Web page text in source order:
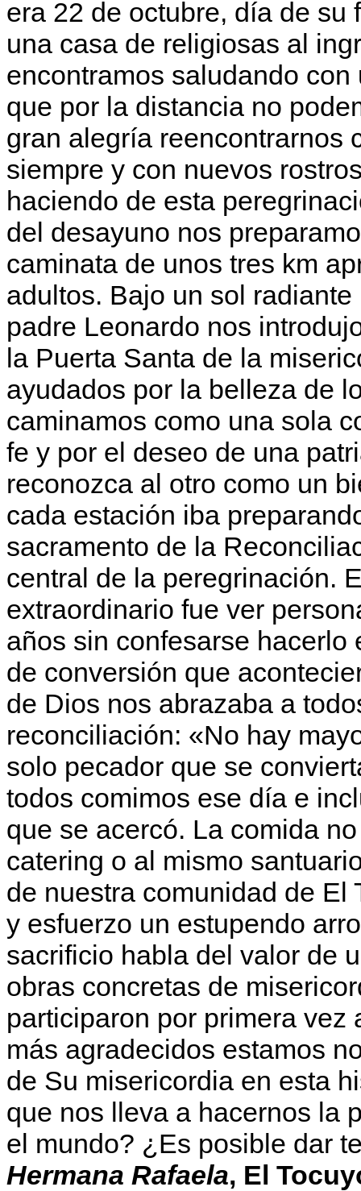
era 22 de octubre, día de su
una casa de religiosas al
encontramos saludando
que por la distancia no
gran alegría reencontrarnos
siempre y con nuevos
haciendo de esta
del desayuno nos
caminata de unos tres km
adultos. Bajo un sol
padre Leonardo nos
la Puerta Santa de la
ayudados por la belleza de
caminamos como una sola
fe y por el deseo de una
reconozca al otro como un
cada estación iba
sacramento de la
central de la peregrinación.
extraordinario fue ver
años sin confesarse
de conversión que
de Dios nos abrazaba a
reconciliación: «No hay
solo pecador que se
todos comimos ese día e
que se acercó. La comida
catering o al mismo
de nuestra comunidad de El
y esfuerzo un estupendo
sacrificio habla del valor de
obras concretas de
participaron por primera
más agradecidos estamos
de Su misericordia en esta
que nos lleva a hacernos la
el mundo? ¿Es posible dar
Hermana Rafaela, El